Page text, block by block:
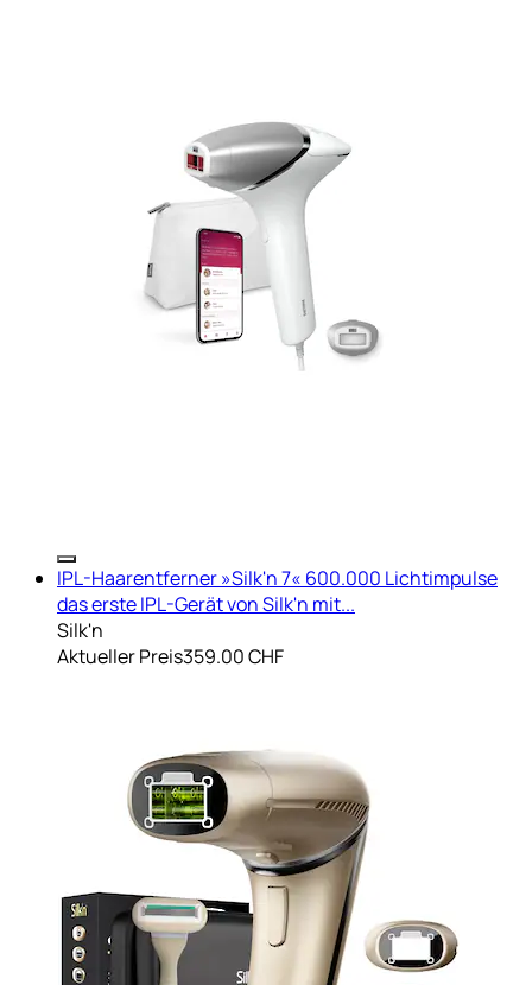
IPL-Haarentferner »Silk'n 7« 600.000 Lichtimpulse
das erste IPL-Gerät von Silk'n mit...
Silk'n
Aktueller Preis359.00 CHF